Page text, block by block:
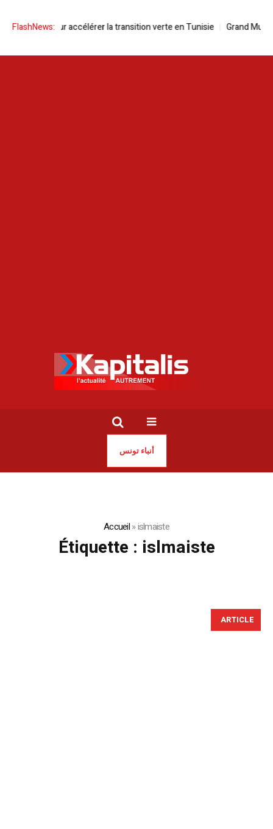
FlashNews:pour accélérer la transition verte en Tunisie Grand Musée
أنباء تونس
Accueil»islmaiste
Étiquette : islmaiste
ARTICLE